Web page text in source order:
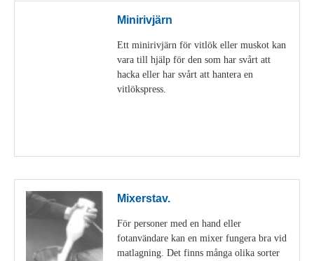
Minirivjärn
Ett minirivjärn för vitlök eller muskot kan
vara till hjälp för den som har svårt att
hacka eller har svårt att hantera en
vitlökspress.
Mixerstav.
För personer med en hand eller
fotanvändare kan en mixer fungera bra vid
matlagning. Det finns många olika sorter